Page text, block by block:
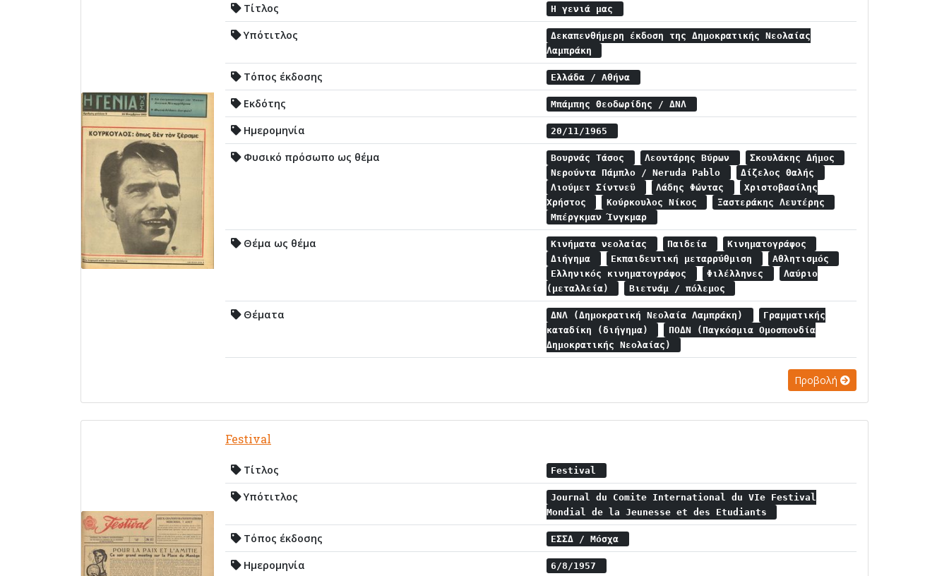
Τίτλος Η γενιά μας
Υπότιτλος
Δεκαπενθήμερη έκδοση της Δημοκρατικής Νεολαίας
Λαμπράκη
Τόπος έκδοσης Ελλάδα / Αθήνα
Εκδότης Μπάμπης Θεοδωρίδης / ΔΝΛ
Ημερομηνία 20/11/1965
Φυσικό πρόσωπο ως θέμα Βουρνάς Τάσος Λεοντάρης Βύρων
Σκουλάκης Δήμος
Νερούντα Πάμπλο / Neruda Pablo
Δίζελος Θαλής
Λιούμετ Σίντνεϋ
Λάδης Φώντας
Χριστοβασίλης
Χρήστος
Κούρκουλος Νίκος
Ξαστεράκης Λευτέρης
Μπέργκμαν Ίνγκμαρ
Θέμα ως θέμα Κινήματα νεολαίας Παιδεία
Κινηματογράφος
Διήγημα
Εκπαιδευτική μεταρρύθμιση
Αθλητισμός
Ελληνικός κινηματογράφος
Φιλέλληνες
Λαύριο
(μεταλλεία)
Βιετνάμ / πόλεμος
Θέματα ΔΝΛ (Δημοκρατική Νεολαία Λαμπράκη)
Γραμματικής
καταδίκη (διήγημα)
ΠΟΔΝ (Παγκόσμια Ομοσπονδία
Δημοκρατικής Νεολαίας)
Προβολή
Festival
Τίτλος Festival
Υπότιτλος
Journal du Comite International du VIe Festival
Mondial de la Jeunesse et des Etudiants
Τόπος έκδοσης ΕΣΣΔ / Μόσχα
Ημερομηνία 6/8/1957